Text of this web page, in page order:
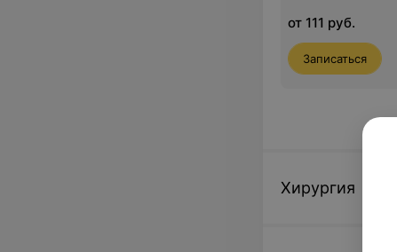
от 111 руб.
Записаться
Хирургия